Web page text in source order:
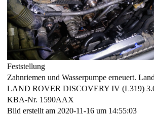
Feststellung
Zahnriemen und Wasserpumpe erneuert.
LAND ROVER DISCOVERY IV (L319)
KBA-Nr. 1590AAX
Bild erstellt am 2020-11-16 um 14:55:03